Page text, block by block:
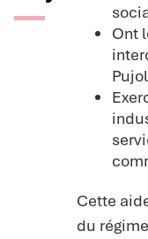
Ont
Cette
du